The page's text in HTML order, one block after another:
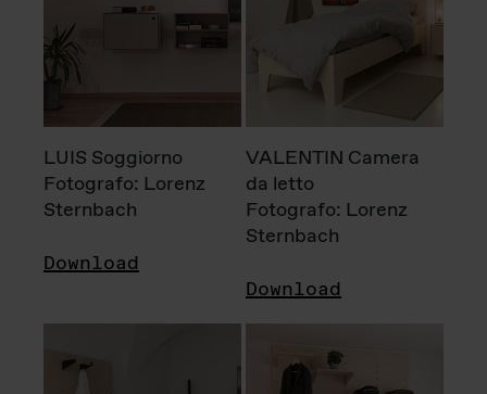
LUIS Soggiorno
Fotografo: Lorenz
Sternbach
Download
VALENTIN Camera
da letto
Fotografo: Lorenz
Sternbach
Download